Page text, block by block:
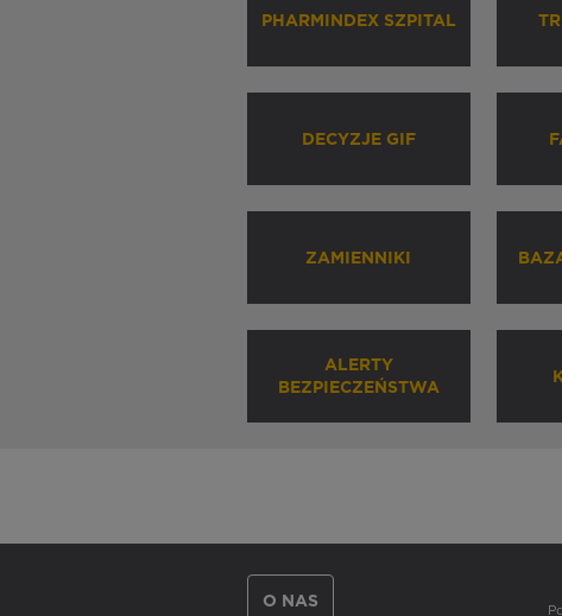
PHARMINDEX SZPITAL
DECYZJE GIF
ZAMIENNIKI
ALERTY
BEZPIECZEŃSTWA
O NAS